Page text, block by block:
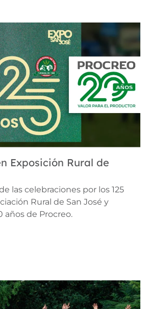
Exposición Rural de
las celebraciones por los 125
Rural de San José y
años de Procreo.